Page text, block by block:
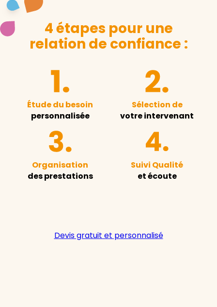
4 étapes pour une
relation de confiance :
Étude du besoin
personnalisée
Sélection de
votre intervenant
Organisation
des prestations
Suivi Qualité
et écoute
Devis gratuit et personnalisé